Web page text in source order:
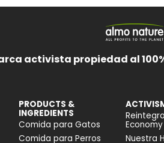
activista propiedad al
PRODUCTS &
INGREDIENTS
Comida para Gatos
Comida para Perros
Economy
Nuestra